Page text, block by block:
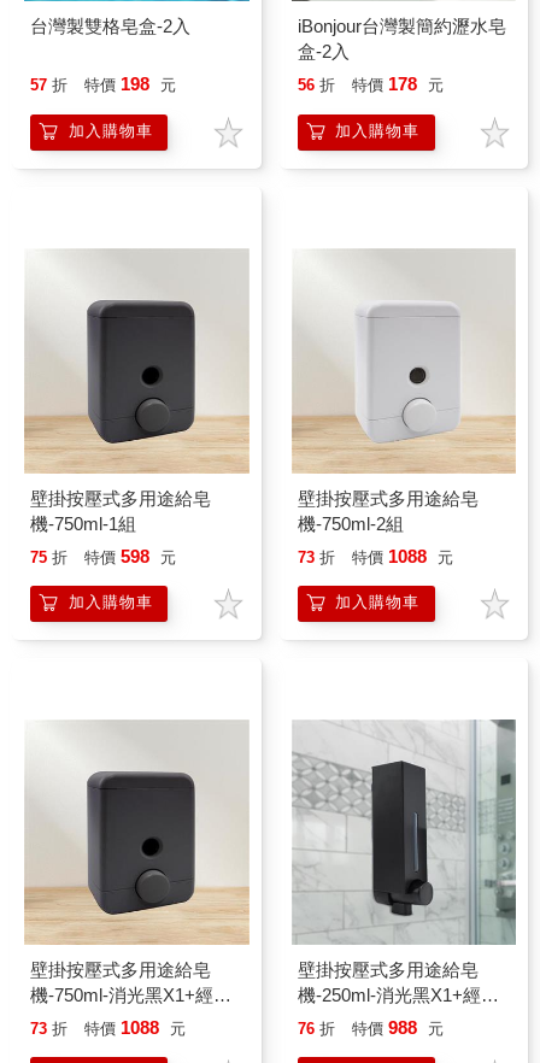
台灣製雙格皂盒-2入
57 折 特價 198 元
加入購物車
iBonjour台灣製簡約瀝水皂
盒-2入
56 折 特價 178 元
加入購物車
壁掛按壓式多用途給皂
機-750ml-1組
75 折 特價 598 元
加入購物車
壁掛按壓式多用途給皂
機-750ml-2組
73 折 特價 1088 元
加入購物車
壁掛按壓式多用途給皂
機-750ml-消光黑X1+經典
白X1
73 折 特價 1088 元
壁掛按壓式多用途給皂
機-250ml-消光黑X1+經典
白X1
76 折 特價 988 元